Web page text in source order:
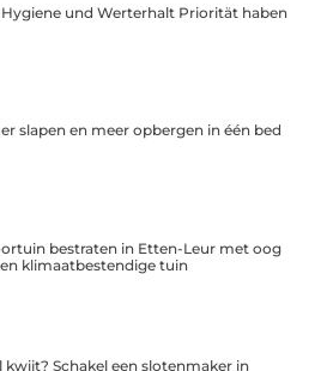
und Werterhalt Priorität haben
slapen en meer opbergen in één bed
bestraten in Etten-Leur met oog
klimaatbestendige tuin
kwijt? Schakel een slotenmaker in